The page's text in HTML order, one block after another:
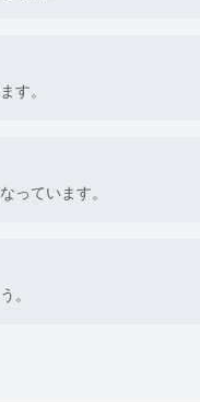
す。
っています。
。